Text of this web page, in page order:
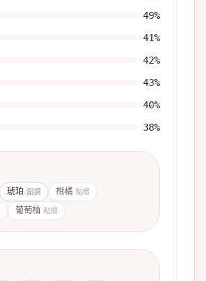
49%
41%
42%
43%
40%
38%
琥珀 副調 柑橘 點綴
葡萄柚 點綴